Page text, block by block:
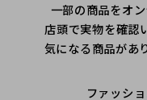
一部の商品をオ
店頭で実物を確認
気になる商品があ
ファッシ